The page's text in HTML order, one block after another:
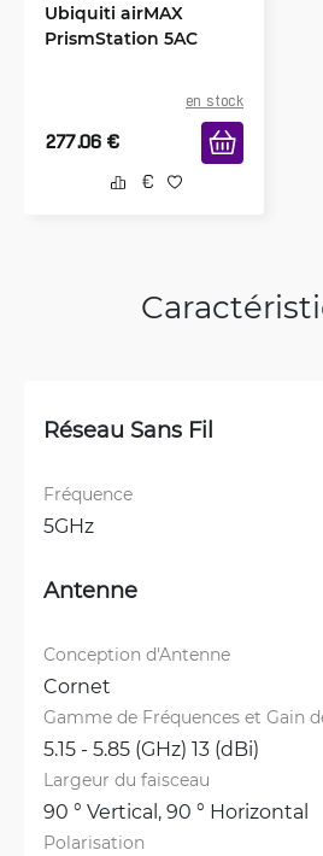
Ubiquiti airMAX
PrismStation 5AC
en stock
277.06 €
Réseau Sans Fil
Fréquence
5GHz
Antenne
Conception d'Antenne
Cornet
Gamme de Fréquences et Gain
5.15 - 5.85 (GHz) 13 (dBi)
Largeur du faisceau
90 ° Vertical, 90 ° Horizontal
Polarisation